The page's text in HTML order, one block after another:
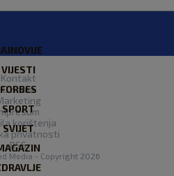
VIJESTI
FORBES
SPORT
SVIJET
Kontakt
O nama
korištenja
privatnosti
RSS
Media - Copyright 2026